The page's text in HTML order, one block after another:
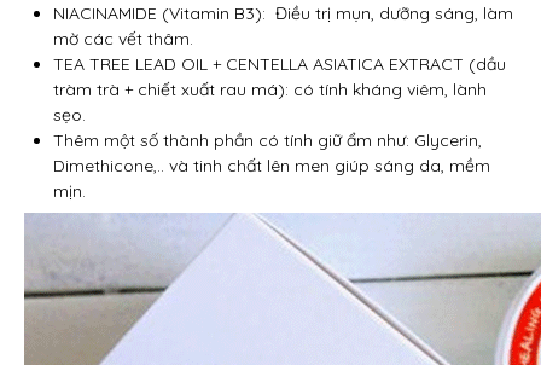
NIACINAMIDE (Vitamin B3): Điều trị mụn, dưỡng sáng, làm
mờ các vết thâm.
TEA TREE LEAD OIL + CENTELLA ASIATICA EXTRACT (dầu
tràm trà + chiết xuất rau má): có tính kháng viêm, lành
sẹo.
Thêm một số thành phần có tính giữ ẩm như: Glycerin,
Dimethicone,.. và tinh chất lên men giúp sáng da, mềm
mịn.